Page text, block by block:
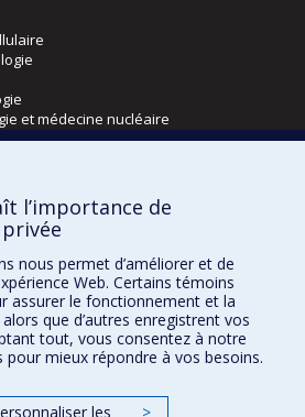
et médecine nucléaire
de l’activité physique
l’importance de
nous permet d’améliorer et de
Web. Certains témoins
assurer le fonctionnement et la
que d’autres enregistrent vos
tout, vous consentez à notre
mieux répondre à vos besoins.
les >